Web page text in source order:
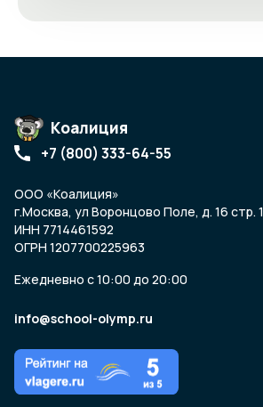
Коалиция
+7 (800) 333-64-55
ООО «Коалиция»
г.Москва, ул Воронцово Поле, д. 16 стр. 1
ИНН 7714461592
ОГРН 1207700225963
Ежедневно с 10:00 до 20:00
info@school-olymp.ru